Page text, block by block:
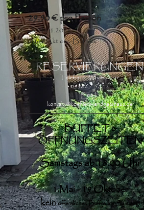
29,50 € pro Person
ab 01.01.2026
außer Aktions-Buffets
RESERVIERUNGEN
Telefon o. WhatsApp:
05382 / 52 12
Email:
kontakt@koehlers-landgasthaus.de
BUFFET &
ÖFFNUNGSZEITEN
Samstags ab 18.00 Uhr
1.Mai - 19.Oktober
keinöffentliches Buffet am Samstag!